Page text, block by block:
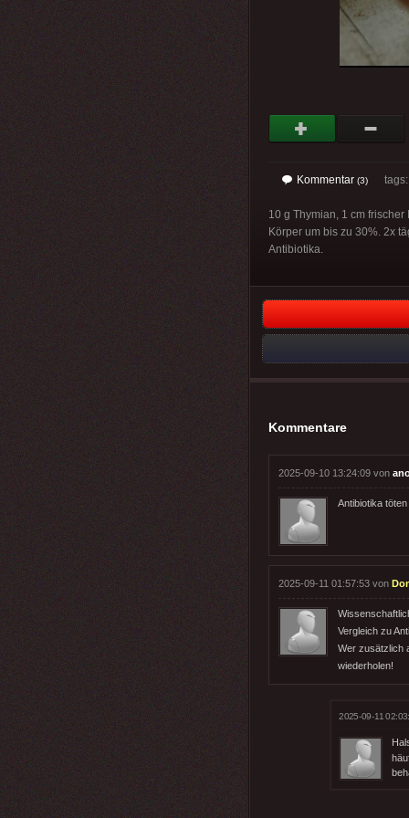
Kommentar (3) tags:
10 g Thymian, 1 cm
Körper um bis zu 30%. 2x
Antibiotika.
Kommentare
2025-09-10 13:24:09 von
Antibiotika
2025-09-11 01:57:53 von
Vergleich zu
Wer zusätzlich
wiederholen!
2025-09-11